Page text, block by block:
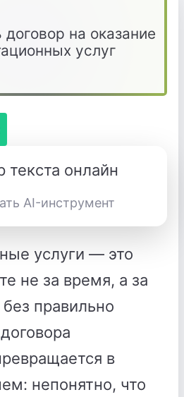
на оказание
услуг
текста онлайн
AI-инструмент
услуги — это
не за время, а за
правильно
в
непонятно, что